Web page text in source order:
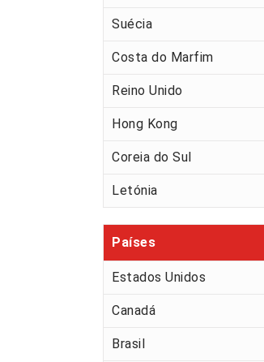
Suécia
Costa do Marfim
Reino Unido
Hong Kong
Coreia do Sul
Letónia
Países
Estados Unidos
Canadá
Brasil